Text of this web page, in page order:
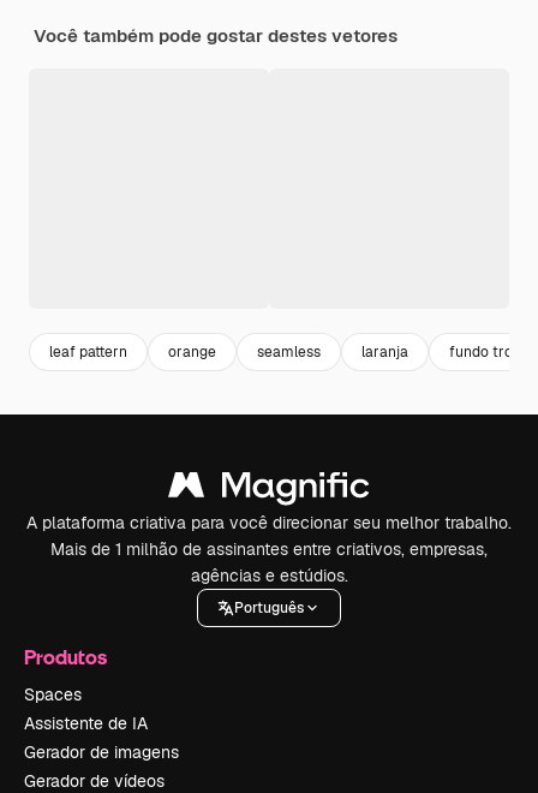
Você também pode gostar destes vetores
leaf pattern orange seamless laranja fundo
A plataforma criativa para você direcionar seu melhor trabalho.
Mais de 1 milhão de assinantes entre criativos, empresas,
agências e estúdios.
Português
Produtos
Spaces
Assistente de IA
Gerador de imagens
Gerador de vídeos